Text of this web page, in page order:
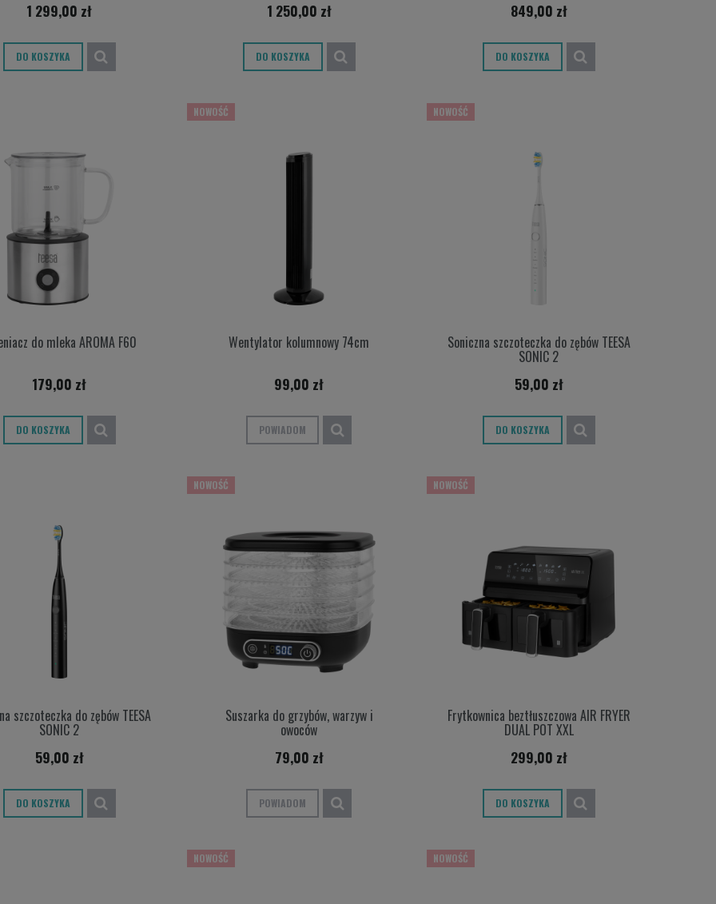
1 299,00 zł
DO KOSZYKA
1 250,00 zł
DO KOSZYKA
849,00 zł
DO KOSZYKA
do mleka AROMA F60
179,00 zł
DO KOSZYKA
Wentylator kolumnowy 74cm
99,00 zł
POWIADOM
NOWOŚĆ
Soniczna szczoteczka do zębów TEESA
SONIC 2
59,00 zł
DO KOSZYKA
NOWOŚĆ
szczoteczka do zębów TEESA
SONIC 2
59,00 zł
DO KOSZYKA
Suszarka do grzybów, warzyw i
owoców
79,00 zł
POWIADOM
NOWOŚĆ
Frytkownica beztłuszczowa AIR FRYER
DUAL POT XXL
299,00 zł
DO KOSZYKA
NOWOŚĆ
NOWOŚĆ NOWOŚĆ